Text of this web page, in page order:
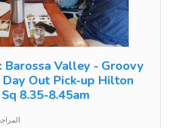
Barossa Valley - Groovy
Day Out Pick-up Hilton
8.35-8.45am
387